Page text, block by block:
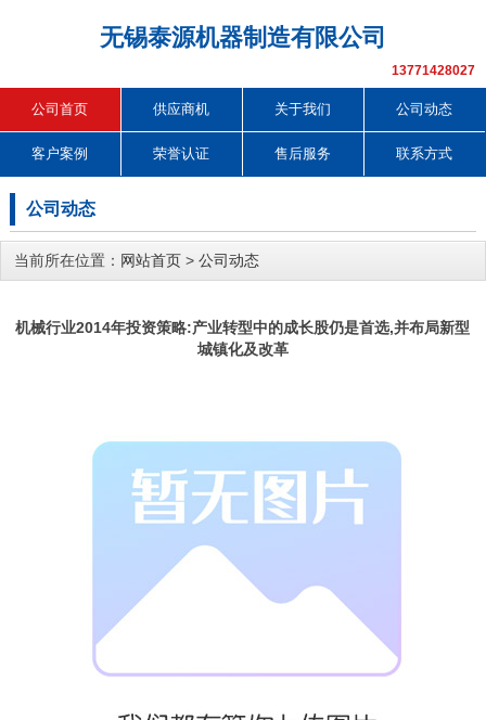
无锡泰源机器制造有限公司
13771428027
公司首页 供应商机 关于我们 公司动态
客户案例 荣誉认证 售后服务 联系方式
公司动态
当前所在位置： 网站首页 > 公司动态
机械行业2014年投资策略:产业转型中的成长股仍是首选,并布局新型
城镇化及改革